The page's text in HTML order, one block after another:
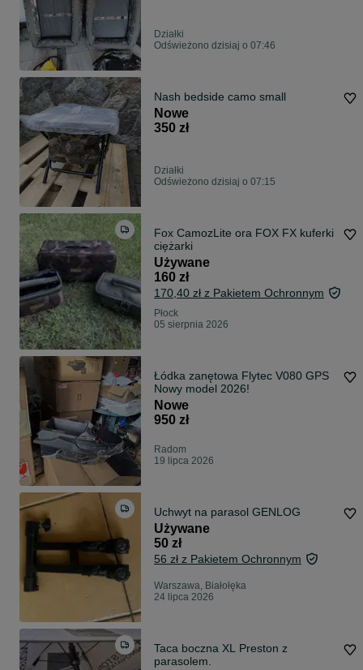
Działki
Odświeżono dzisiaj o 07:46
Nash bedside camo small
Nowe
350 zł
Działki
Odświeżono dzisiaj o 07:15
Fox CamozLite ora FOX FX kuferki
ciężarki
Używane
160 zł
170,40 zł z Pakietem Ochronnym
Płock
05 sierpnia 2026
Łódka zanętowa Flytec V080 GPS
Nowy model 2026!
Nowe
950 zł
Radom
19 lipca 2026
Uchwyt na parasol GENLOG
Używane
50 zł
56 zł z Pakietem Ochronnym
Warszawa, Białołęka
24 lipca 2026
Taca boczna XL Preston z
parasolem.